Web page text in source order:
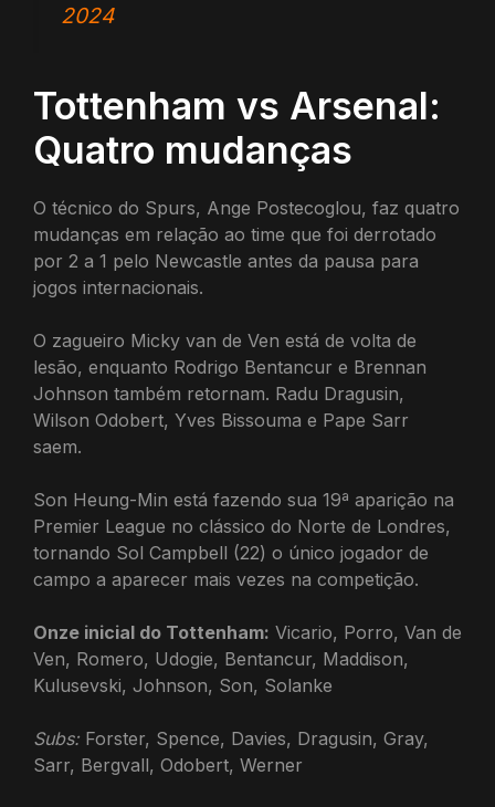
2024
Tottenham vs Arsenal:
Quatro mudanças
O técnico do Spurs, Ange Postecoglou, faz quatro
mudanças em relação ao time que foi derrotado
por 2 a 1 pelo Newcastle antes da pausa para
jogos internacionais.
O zagueiro Micky van de Ven está de volta de
lesão, enquanto Rodrigo Bentancur e Brennan
Johnson também retornam. Radu Dragusin,
Wilson Odobert, Yves Bissouma e Pape Sarr
saem.
Son Heung-Min está fazendo sua 19ª aparição na
Premier League no clássico do Norte de Londres,
tornando Sol Campbell (22) o único jogador de
campo a aparecer mais vezes na competição.
Onze inicial do Tottenham: Vicario, Porro, Van de
Ven, Romero, Udogie, Bentancur, Maddison,
Kulusevski, Johnson, Son, Solanke
Subs: Forster, Spence, Davies, Dragusin, Gray,
Sarr, Bergvall, Odobert, Werner